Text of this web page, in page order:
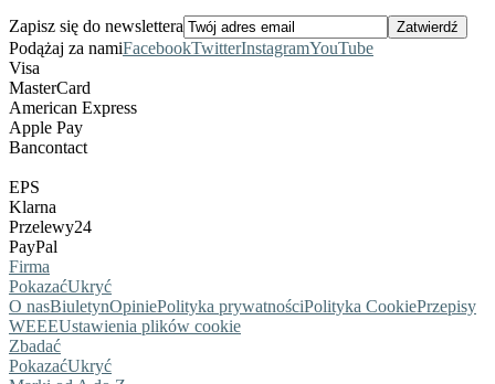
Zapisz się do newslettera
Podążaj za namiFacebookTwitterInstagramYouTube
Visa
MasterCard
American Express
Apple Pay
Bancontact
EPS
Klarna
Przelewy24
PayPal
Firma
PokazaćUkryć
O nasBiuletynOpiniePolityka prywatnościPolityka CookiePrzepisy
WEEEUstawienia plików cookie
Zbadać
PokazaćUkryć